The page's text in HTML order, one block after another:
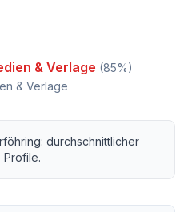
& Verlage (85%)
& Verlage
: durchschnittlicher
Profile.